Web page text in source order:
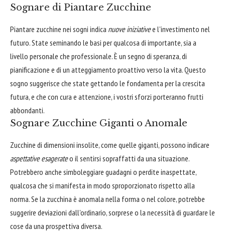
Sognare di Piantare Zucchine
Piantare zucchine nei sogni indica nuove iniziativee l'investimento nel
futuro. State seminando le basi per qualcosa di importante, sia a
livello personale che professionale. È un segno di speranza, di
pianificazione e di un atteggiamento proattivo verso la vita. Questo
sogno suggerisce che state gettando le fondamenta per la crescita
futura, e che con cura e attenzione, i vostri sforzi porteranno frutti
abbondanti.
Sognare Zucchine Giganti o Anomale
Zucchine di dimensioni insolite, come quelle giganti, possono indicare
aspettative esagerateo il sentirsi sopraffatti da una situazione.
Potrebbero anche simboleggiare guadagni o perdite inaspettate,
qualcosa che si manifesta in modo sproporzionato rispetto alla
norma. Se la zucchina è anomala nella forma o nel colore, potrebbe
suggerire deviazioni dall'ordinario, sorprese o la necessità di guardare le
cose da una prospettiva diversa.